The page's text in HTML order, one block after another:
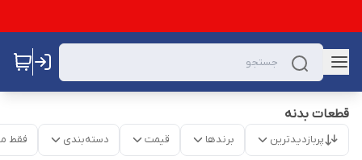
قطعات بدنه
پربازدیدترین برندها قیمت دسته‌بندی فقط